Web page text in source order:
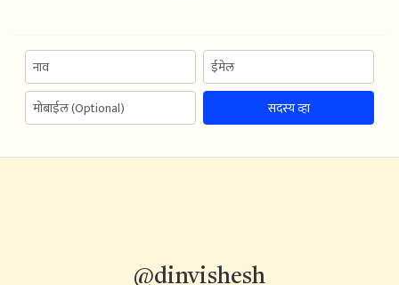
सदस्य व्हा
@dinvishesh